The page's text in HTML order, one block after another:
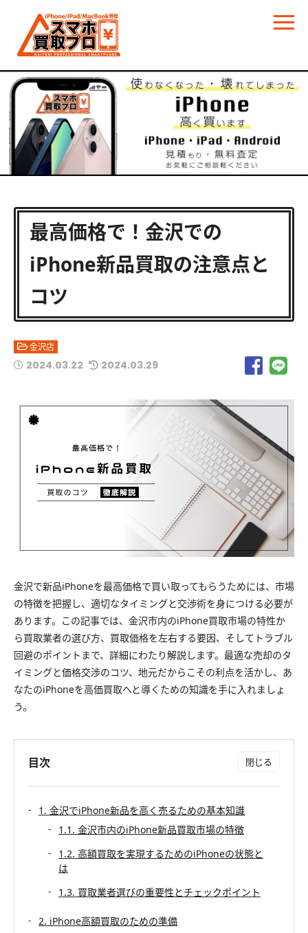
最高価格で！金沢での
iPhone新品買取の注意点と
コツ
金沢店
2024.03.22 2024.03.29
金沢で新品iPhoneを最高価格で買い取ってもらうためには、市場
の特徴を把握し、適切なタイミングと交渉術を身につける必要が
あります。この記事では、金沢市内のiPhone買取市場の特性か
ら買取業者の選び方、買取価格を左右する要因、そしてトラブル
回避のポイントまで、詳細にわたり解説します。最適な売却のタ
イミングと価格交渉のコツ、地元だからこその利点を活かし、あ
なたのiPhoneを高価買取へと導くための知識を手に入れましょ
う。
目次
1. 金沢でiPhone新品を高く売るための基本知識
1.1. 金沢市内のiPhone新品買取市場の特徴
1.2. 高額買取を実現するためのiPhoneの状態と
は
1.3. 買取業者選びの重要性とチェックポイント
2. iPhone高額買取のための準備